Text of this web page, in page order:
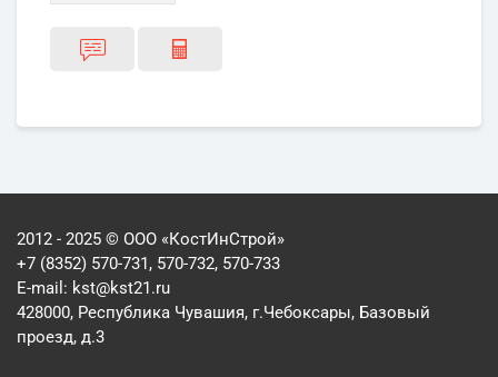
2012 - 2025 © ООО «КостИнСтрой»
+7 (8352) 570-731, 570-732, 570-733
E-mail: kst@kst21.ru
428000, Республика Чувашия, г.Чебоксары, Базовый
проезд, д.3